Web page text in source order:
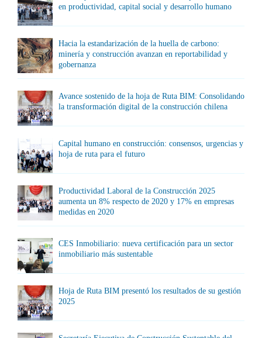
en productividad, capital social y desarrollo humano
Hacia la estandarización de la huella de carbono:
minería y construcción avanzan en reportabilidad y
gobernanza
Avance sostenido de la hoja de Ruta BIM: Consolidando
la transformación digital de la construcción chilena
Capital humano en construcción: consensos, urgencias y
hoja de ruta para el futuro
Productividad Laboral de la Construcción 2025
aumenta un 8% respecto de 2020 y 17% en empresas
medidas en 2020
CES Inmobiliario: nueva certificación para un sector
inmobiliario más sustentable
Hoja de Ruta BIM presentó los resultados de su gestión
2025